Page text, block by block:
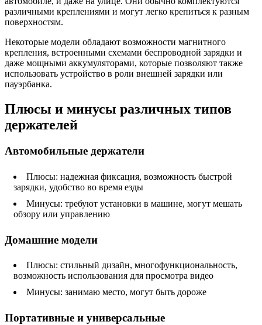
различными креплениями и могут легко крепиться к разным
поверхностям.
Некоторые модели обладают возможности магнитного
крепления, встроенными схемами беспроводной зарядки и
даже мощными аккумуляторами, которые позволяют также
использовать устройство в роли внешней зарядки или
пауэрбанка.
Плюсы и минусы различных типов
держателей
Автомобильные держатели
Плюсы: надежная фиксация, возможность быстрой
зарядки, удобство во время езды
Минусы: требуют установки в машине, могут мешать
обзору или управлению
Домашние модели
Плюсы: стильный дизайн, многофункциональность,
возможность использования для просмотра видео
Минусы: занимаю место, могут быть дороже
Портативные и универсальные